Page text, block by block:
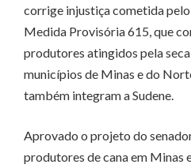
corrige injustiça cometida
Medida Provisória 615, que
produtores atingidos pela
municípios de Minas e do
também integram a Sudene.
Aprovado o projeto do
produtores de cana em Minas